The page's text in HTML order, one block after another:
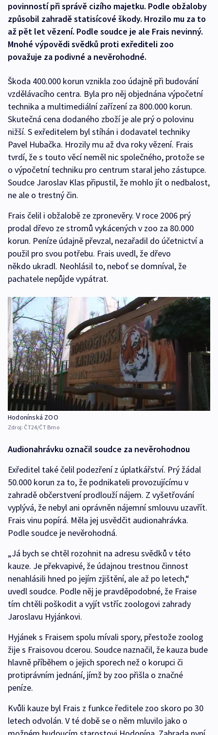
povinností při správě cizího majetku. Podle obžaloby
způsobil zahradě statisícové škody. Hrozilo mu za to
až pět let vězení. Podle soudce je ale Frais nevinný.
Mnohé výpovědi svědků proti exřediteli zoo
považuje za podivné a nevěrohodné.
Škoda 400.000 korun vznikla zoo údajně při budování
vzdělávacího centra. Byla pro něj objednána výpočetní
technika a multimediální zařízení za 800.000 korun.
Skutečná cena dodaného zboží je ale prý o polovinu
nižší. S exředitelem byl stíhán i dodavatel techniky
Pavel Hubačka. Hrozily mu až dva roky vězení. Frais
tvrdí, že s touto věcí neměl nic společného, protože se
o výpočetní techniku pro centrum staral jeho zástupce.
Soudce Jaroslav Klas připustil, že mohlo jít o nedbalost,
ne ale o trestný čin.
Frais čelil i obžalobě ze zpronevěry. V roce 2006 prý
prodal dřevo ze stromů vykácených v zoo za 80.000
korun. Peníze údajně převzal, nezařadil do účetnictví a
použil pro svou potřebu. Frais uvedl, že dřevo
někdo ukradl. Neohlásil to, neboť se domníval, že
pachatele nepůjde vypátrat.
Hodonínská ZOO
Zdroj: ČT24/ČT Brno
Audionahrávku označil soudce za nevěrohodnou
Exředitel také čelil podezření z úplatkářství. Prý žádal
50.000 korun za to, že podnikateli provozujícímu v
zahradě občerstvení prodlouží nájem. Z vyšetřování
vyplývá, že nebyl ani oprávněn nájemní smlouvu uzavřít.
Frais vinu popírá. Měla jej usvědčit audionahrávka.
Podle soudce je nevěrohodná.
„Já bych se chtěl rozohnit na adresu svědků v této
kauze. Je překvapivé, že údajnou trestnou činnost
nenahlásili hned po jejím zjištění, ale až po letech,“
uvedl soudce. Podle něj je pravděpodobné, že Fraise
tím chtěli poškodit a vyjít vstříc zoologovi zahrady
Jaroslavu Hyjánkovi.
Hyjánek s Fraisem spolu mívali spory, přestože zoolog
žije s Fraisovou dcerou. Soudce naznačil, že kauza bude
hlavně příběhem o jejich sporech než o korupci či
protiprávním jednání, jímž by zoo přišla o značné
peníze.
Kvůli kauze byl Frais z funkce ředitele zoo skoro po 30
letech odvolán. V té době se o něm mluvilo jako o